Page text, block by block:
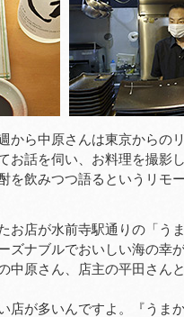
から中原さんは東京からの
お話を伺い、お料理を撮影
を飲みつつ語るというリモ
お店が水前寺駅通りの「う
ズナブルでおいしい海の幸
中原さん、店主の平田さん
店が多いんですよ。『うま